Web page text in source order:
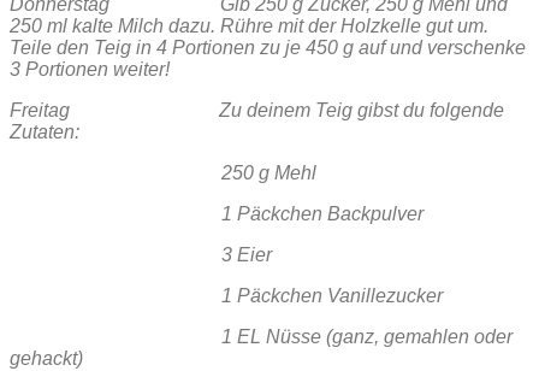
Donnerstag Gib 250 g Zucker, 250 g Mehl und
250 ml kalte Milch dazu. Rühre mit der Holzkelle gut um.
Teile den Teig in 4 Portionen zu je 450 g auf und verschenke
3 Portionen weiter!
Freitag Zu deinem Teig gibst du folgende
Zutaten:
250 g Mehl
1 Päckchen Backpulver
3 Eier
1 Päckchen Vanillezucker
1 EL Nüsse (ganz, gemahlen oder
gehackt)